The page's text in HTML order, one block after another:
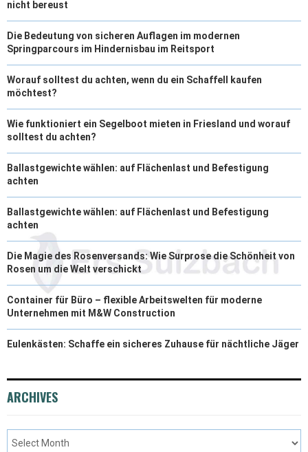
nicht bereust
Die Bedeutung von sicheren Auflagen im modernen
Springparcours im Hindernisbau im Reitsport
Worauf solltest du achten, wenn du ein Schaffell kaufen
möchtest?
Wie funktioniert ein Segelboot mieten in Friesland und worauf
solltest du achten?
Ballastgewichte wählen: auf Flächenlast und Befestigung
achten
Ballastgewichte wählen: auf Flächenlast und Befestigung
achten
Die Magie des Rosenversands: Wie Surprose die Schönheit von
Rosen um die Welt verschickt
Container für Büro – flexible Arbeitswelten für moderne
Unternehmen mit M&W Construction
Eulenkästen: Schaffe ein sicheres Zuhause für nächtliche Jäger
ARCHIVES